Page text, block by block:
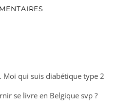
Moi qui suis diabétique type 2
se livre en Belgique svp ?